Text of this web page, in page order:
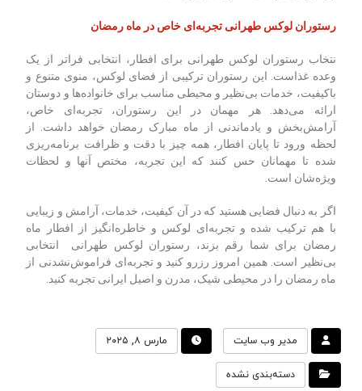
رستوران لوکس طهرانی تجربه‌ای خاص در ماه رمضان
نتخاب رستوران لوکس طهرانی برای افطار، انتخابی فراتر از یک
وعده غذاست. این رستوران ترکیبی از فضای لوکس، منوی متنوع و
باکیفیت، خدمات بی‌نظیر و محیطی مناسب برای خانواده‌ها و دوستان
ارائه می‌دهد. هر مهمان در این رستوران، تجربه‌ای خاص،
آرامش‌بخش و یادماندنی از ماه مبارک رمضان خواهد داشت. از
لحظه ورود تا پایان افطار، همه چیز با دقت و ظرافت برنامه‌ریزی
شده تا مهمانان حس کنند که این تجربه، مختص آنها و لحظات
ویژه‌شان است.
اگر به دنبال فضایی هستید که در آن کیفیت، خدمات، آرامش و زیبایی
با هم ترکیب شده و تجربه‌ای لوکس و خاطره‌انگیز از افطار ماه
رمضان برای شما رقم بزند، رستوران لوکس طهرانی انتخابی
بی‌نظیر است. همین امروز رزرو کنید و تجربه‌ای فراموش‌نشدنی از
ماه رمضان را در محیطی شیک، مدرن و اصیل ایرانی تجربه کنید.
مدیر وب سایت مارس ۸, ۲۰۲۵
دسته‌بندی نشده